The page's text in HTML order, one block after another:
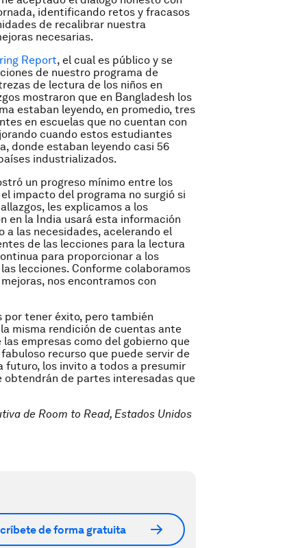
identificando retos y fracasos
de recalibrar nuestra
necesarias.
Report, el cual es público y se
de nuestro programa de
de lectura de los niños en
mostraron que en Bangladesh los
estaban leyendo, en promedio, tres
en escuelas que no cuentan con
cuando estos estudiantes
donde estaban leyendo casi 56
industrializados.
un progreso mínimo entre los
impacto del programa no surgió si
les explicamos a los
en la India usará esta información
a las necesidades, acelerando el
de las lecciones para la lectura
para proporcionar a los
lecciones. Conforme colaboramos
nos encontramos con
por tener éxito, pero también
misma rendición de cuentas ante
empresas como del gobierno que
recurso que puede servir de
futuro, los invito a todos a presumir
de partes interesadas que
de Room to Read, Estados Unidos
de forma gratuita